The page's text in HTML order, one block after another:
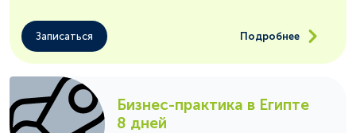
Записаться Подробнее
Бизнес-практика в Египте
8 дней